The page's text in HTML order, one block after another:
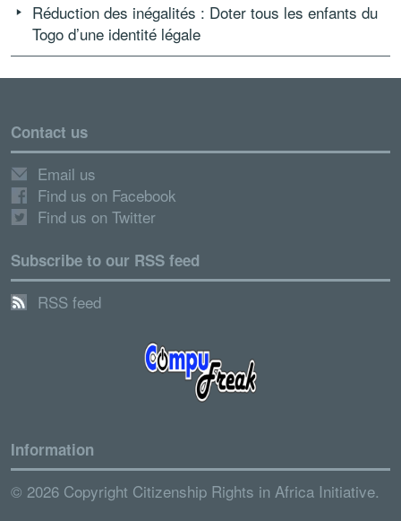
Réduction des inégalités : Doter tous les enfants du
Togo d’une identité légale
Contact us
Email us
Find us on Facebook
Find us on Twitter
Subscribe to our RSS feed
RSS feed
Information
© 2026 Copyright Citizenship Rights in Africa Initiative.